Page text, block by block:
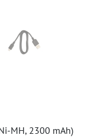
MH, 2300 mAh)